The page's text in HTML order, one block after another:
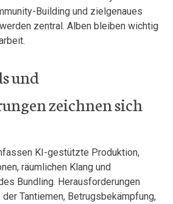
Building und zielgenaues
zentral. Alben bleiben wichtig
und
zeichnen sich‌
‍KI-gestützte ⁢Produktion,
⁢räumlichen⁤ Klang und
Bundling. Herausforderungen
Tantiemen, Betrugsbekämpfung,